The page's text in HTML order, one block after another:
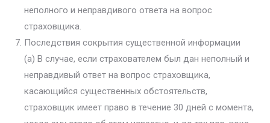
неполного и неправдивого ответа на вопрос
страховщика.
Последствия сокрытия существенной информации
(а) В случае, если страхователем был дан неполный и
неправдивый ответ на вопрос страховщика,
касающийся существенных обстоятельств,
страховщик имеет право в течение 30 дней с момента,